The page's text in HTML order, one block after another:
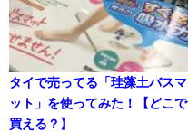
タイで売ってる「珪藻土バスマ
ット」を使ってみた！【どこで
買える？】